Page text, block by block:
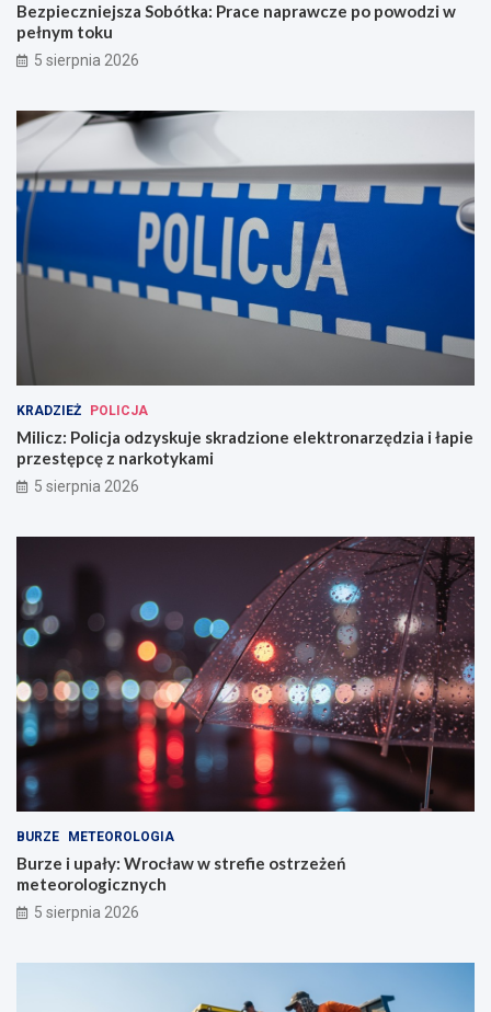
Bezpieczniejsza Sobótka: Prace naprawcze po powodzi w
pełnym toku
5 sierpnia 2026
KRADZIEŻ POLICJA
Milicz: Policja odzyskuje skradzione elektronarzędzia i łapie
przestępcę z narkotykami
5 sierpnia 2026
BURZE METEOROLOGIA
Burze i upały: Wrocław w strefie ostrzeżeń
meteorologicznych
5 sierpnia 2026